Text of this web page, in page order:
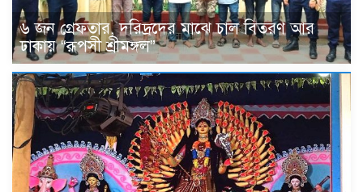
৬ জন গ্রেফতার, দরিদ্রদের মাঝে চাল বিতরণ আর
ঢাকায় “রূপসী শ্রীমঙ্গল”